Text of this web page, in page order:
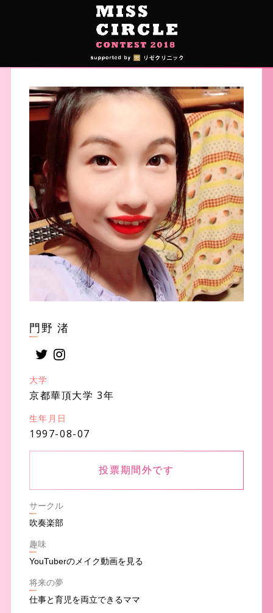
門野 渚
大学
京都華頂大学 3年
生年月日
1997-08-07
投票期間外です
サークル
吹奏楽部
趣味
YouTuberのメイク動画を見る
将来の夢
仕事と育児を両立できるママ